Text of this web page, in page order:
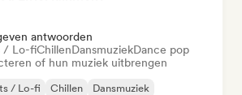
antwoorden
/ Lo-fiChillenDansmuziekDance pop
of hun muziek uitbrengen
/ Lo-fi Chillen
Dansmuziek